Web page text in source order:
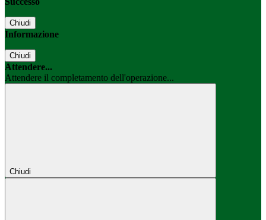
Chiudi
Informazione
Chiudi
Attendere...
Attendere il completamento dell'operazione...
Chiudi